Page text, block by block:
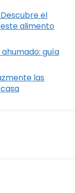
el
alimento
guía
las